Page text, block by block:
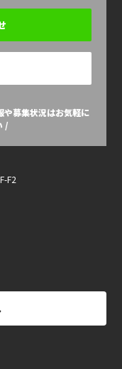
や募集状況はお気軽に
/
F2